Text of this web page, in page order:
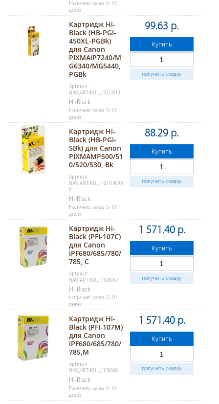
Наличие: заказ 5-10
дней
Картридж Hi-
Black (HB-PGI-
450XL-PGBk)
для Canon
PIXMAiP7240/M
G6340/MG5440,
PGBk
Артикул:
NAS_ARTIKUL_15013810
Hi-Black
Наличие: заказ 5-10
дней
99.63 р.
Купить
получить скидку
Картридж Hi-
Black (HB-PGI-
5Bk) для Canon
PIXMAMP500/51
0/520/530, Bk
Артикул:
NAS_ARTIKUL_150119093
0
Hi-Black
Наличие: заказ 5-10
дней
88.29 р.
Купить
получить скидку
Картридж Hi-
Black (PFI-107C)
для Canon
iPF680/685/780/
785, C
Артикул:
NAS_ARTIKUL_1100067
Hi-Black
Наличие: заказ 5-10
дней
1 571.40 р.
Купить
получить скидку
Картридж Hi-
Black (PFI-107M)
для Canon
iPF680/685/780/
785,M
Артикул:
NAS_ARTIKUL_1100068
Hi-Black
Наличие: заказ 5-10
дней
1 571.40 р.
Купить
получить скидку